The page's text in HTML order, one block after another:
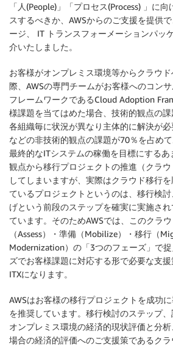
「人(People)」「プロセス(Process) 」に
スするべきか、AWSからのご支援を提供
ージ、 IT トランスフォーメーションパッ
介いたしました。
お客様がオンプレミス環境等からクラウ
際、AWSの専門チームがお客様へのコン
フレームワークであるCloud Adoption
様課題を当てはめた場合、技術的観点の課
各組織毎に状況が異なり主体的に解決が
などの非技術的観点の課題が70％を占め
最終的なITシステムの稼働を目標にする
観点から移行プロジェクトの推進（クラ
してしまいますが、実際はクラウド移行
ているプロジェクトというのは、移行検
げという前段のステップを確実に実施さ
ています。そのためAWSでは、このクラ
（Assess）・準備（Mobilize）・移行（
Modernization）の「3つのフェーズ」で
ズでお客様課題に対応する形で必要な支
ITXになります。
AWSはお客様の移行プロジェクトを成功
を推奨しています。移行検討のステップ、
オンプレミス環境の経済的現状評価と分
場合の経済的評価へのご支援策であるク